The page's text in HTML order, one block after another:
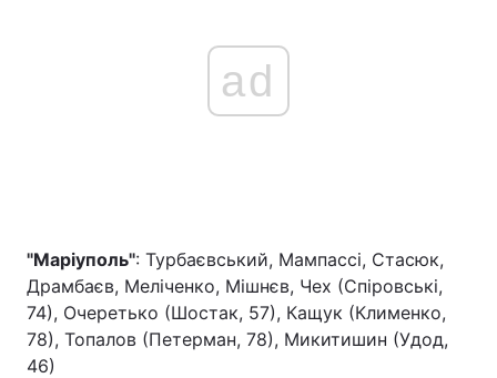
ad
"Маріуполь": Турбаєвський, Мампассі, Стасюк,
Драмбаєв, Меліченко, Мішнєв, Чех (Спіровські,
74), Очеретько (Шостак, 57), Кащук (Клименко,
78), Топалов (Петерман, 78), Микитишин (Удод,
46)